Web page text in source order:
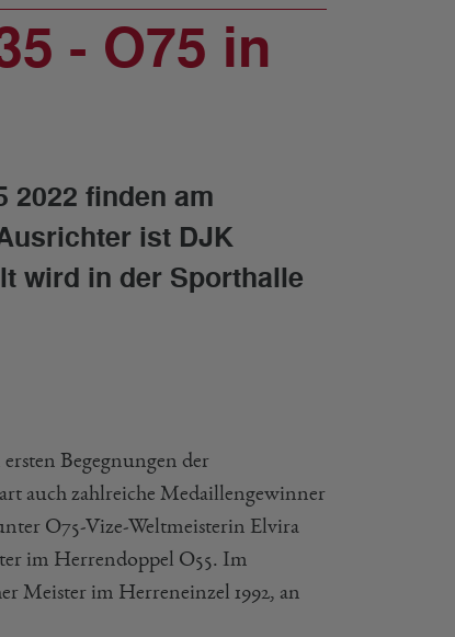
- O75 in
2022 finden am
ist DJK
wird in der Sporthalle
Begegnungen der
auch zahlreiche Medaillengewinner
O75-Vize-Weltmeisterin Elvira
im Herrendoppel O55. Im
Meister im Herreneinzel 1992, an